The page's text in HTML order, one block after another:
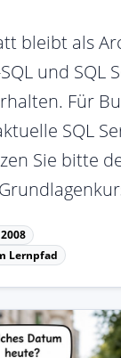
bleibt als
und SQL
Für
SQL
Sie bitte
Lernpfad